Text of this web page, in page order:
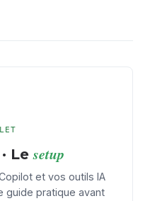
Lesetup
et vos outils IA
guide pratique avant